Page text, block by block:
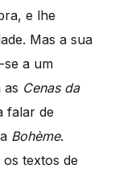
e lhe
Mas a sua
se a um
as Cenas da
falar de
Bohème.
textos de